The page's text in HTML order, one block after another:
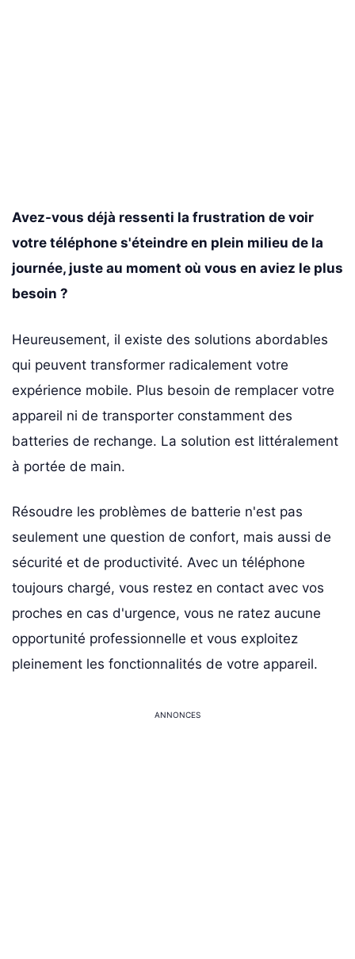
Avez-vous déjà ressenti la frustration de voir
votre téléphone s'éteindre en plein milieu de la
journée, juste au moment où vous en aviez le plus
besoin ?
Heureusement, il existe des solutions abordables
qui peuvent transformer radicalement votre
expérience mobile. Plus besoin de remplacer votre
appareil ni de transporter constamment des
batteries de rechange. La solution est littéralement
à portée de main.
Résoudre les problèmes de batterie n'est pas
seulement une question de confort, mais aussi de
sécurité et de productivité. Avec un téléphone
toujours chargé, vous restez en contact avec vos
proches en cas d'urgence, vous ne ratez aucune
opportunité professionnelle et vous exploitez
pleinement les fonctionnalités de votre appareil.
ANNONCES